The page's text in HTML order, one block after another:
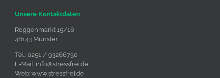
Unsere Kontaktdaten
Roggenmarkt 15/16
48143 Münster
Tel.: 0251 / 93266750
E-Mail: info@stressfrei.de
Web: www.stressfrei.de